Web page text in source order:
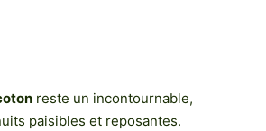
reste un incontournable,
paisibles et reposantes.